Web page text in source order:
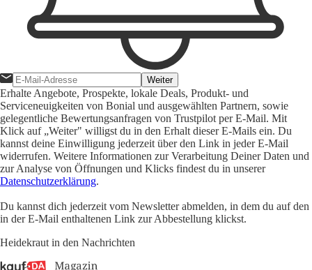
Weiter
Erhalte Angebote, Prospekte, lokale Deals, Produkt- und
Serviceneuigkeiten von Bonial und ausgewählten Partnern, sowie
gelegentliche Bewertungsanfragen von Trustpilot per E-Mail. Mit
Klick auf „Weiter" willigst du in den Erhalt dieser E-Mails ein. Du
kannst deine Einwilligung jederzeit über den Link in jeder E-Mail
widerrufen. Weitere Informationen zur Verarbeitung Deiner Daten und
zur Analyse von Öffnungen und Klicks findest du in unserer
Datenschutzerklärung.
Du kannst dich jederzeit vom Newsletter abmelden, in dem du auf den
in der E-Mail enthaltenen Link zur Abbestellung klickst.
Heidekraut in den Nachrichten